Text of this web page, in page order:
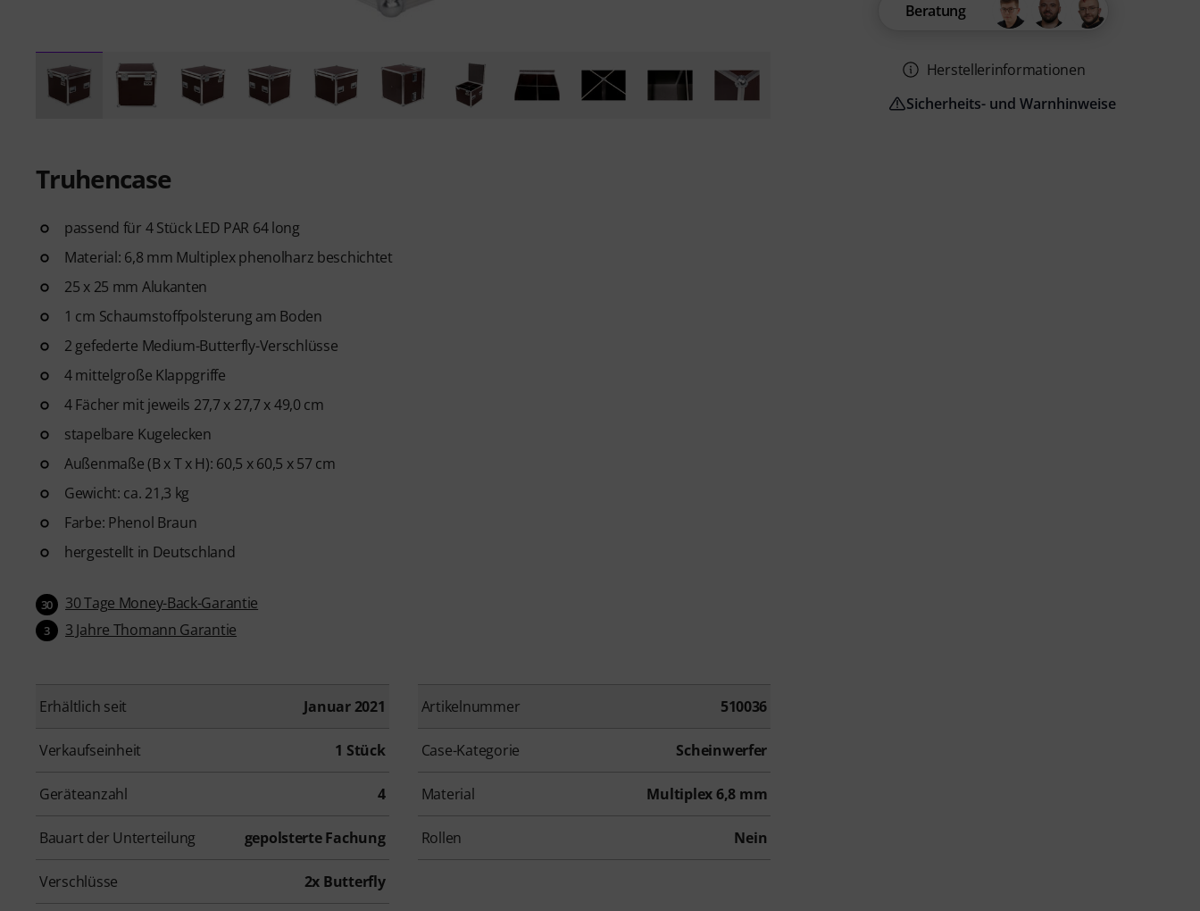
Truhencase
passend für 4 Stück LED PAR 64 long
Material: 6,8 mm Multiplex phenolharz beschichtet
25 x 25 mm Alukanten
1 cm Schaumstoffpolsterung am Boden
2 gefederte Medium-Butterfly-Verschlüsse
4 mittelgroße Klappgriffe
4 Fächer mit jeweils 27,7 x 27,7 x 49,0 cm
stapelbare Kugelecken
Außenmaße (B x T x H): 60,5 x 60,5 x 57 cm
Gewicht: ca. 21,3 kg
Farbe: Phenol Braun
hergestellt in Deutschland
30 30 Tage Money-Back-Garantie
3 3 Jahre Thomann Garantie
Erhältlich seit Januar 2021 Artikelnummer 510036
Verkaufseinheit 1 Stück Case-Kategorie Scheinwerfer
Geräteanzahl 4 Material Multiplex 6,8 mm
Bauart der Unterteilung gepolsterte Fachung Rollen Nein
Verschlüsse 2x Butterfly
Beratung
Herstellerinformationen
Sicherheits- und Warnhinweise